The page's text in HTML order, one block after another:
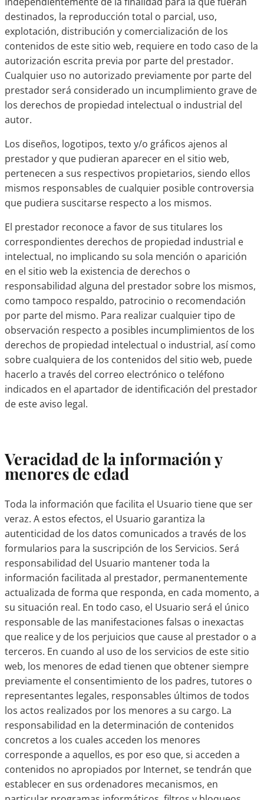
destinados, la reproducción total o parcial, uso,
explotación, distribución y comercialización de los
contenidos de este sitio web, requiere en todo caso de la
autorización escrita previa por parte del prestador.
Cualquier uso no autorizado previamente por parte del
prestador será considerado un incumplimiento grave de
los derechos de propiedad intelectual o industrial del
autor.
Los diseños, logotipos, texto y/o gráficos ajenos al
prestador y que pudieran aparecer en el sitio web,
pertenecen a sus respectivos propietarios, siendo ellos
mismos responsables de cualquier posible controversia
que pudiera suscitarse respecto a los mismos.
El prestador reconoce a favor de sus titulares los
correspondientes derechos de propiedad industrial e
intelectual, no implicando su sola mención o aparición
en el sitio web la existencia de derechos o
responsabilidad alguna del prestador sobre los mismos,
como tampoco respaldo, patrocinio o recomendación
por parte del mismo. Para realizar cualquier tipo de
observación respecto a posibles incumplimientos de los
derechos de propiedad intelectual o industrial, así como
sobre cualquiera de los contenidos del sitio web, puede
hacerlo a través del correo electrónico o teléfono
indicados en el apartador de identificación del prestador
de este aviso legal.
Veracidad de la información y
menores de edad
Toda la información que facilita el Usuario tiene que ser
veraz. A estos efectos, el Usuario garantiza la
autenticidad de los datos comunicados a través de los
formularios para la suscripción de los Servicios. Será
responsabilidad del Usuario mantener toda la
información facilitada al prestador, permanentemente
actualizada de forma que responda, en cada momento, a
su situación real. En todo caso, el Usuario será el único
responsable de las manifestaciones falsas o inexactas
que realice y de los perjuicios que cause al prestador o a
terceros. En cuando al uso de los servicios de este sitio
web, los menores de edad tienen que obtener siempre
previamente el consentimiento de los padres, tutores o
representantes legales, responsables últimos de todos
los actos realizados por los menores a su cargo. La
responsabilidad en la determinación de contenidos
concretos a los cuales acceden los menores
corresponde a aquellos, es por eso que, si acceden a
contenidos no apropiados por Internet, se tendrán que
establecer en sus ordenadores mecanismos, en